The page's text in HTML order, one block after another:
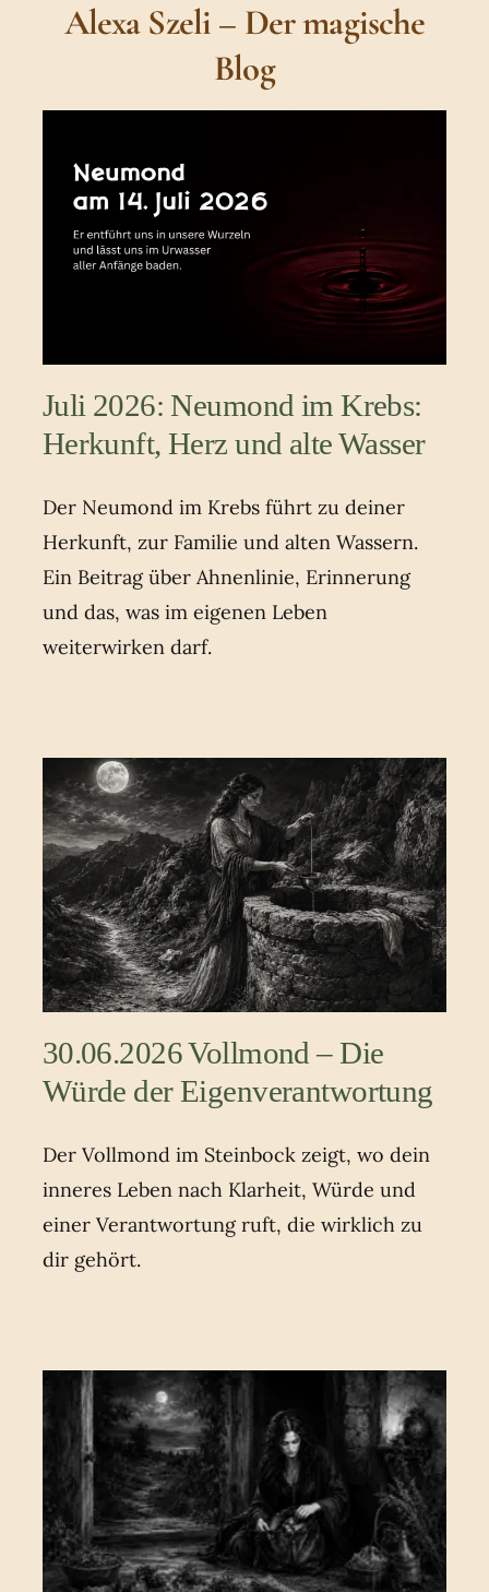
Alexa Szeli – Der magische
Blog
Juli 2026: Neumond im Krebs:
Herkunft, Herz und alte Wasser
Der Neumond im Krebs führt zu deiner
Herkunft, zur Familie und alten Wassern.
Ein Beitrag über Ahnenlinie, Erinnerung
und das, was im eigenen Leben
weiterwirken darf.
30.06.2026 Vollmond – Die
Würde der Eigenverantwortung
Der Vollmond im Steinbock zeigt, wo dein
inneres Leben nach Klarheit, Würde und
einer Verantwortung ruft, die wirklich zu
dir gehört.